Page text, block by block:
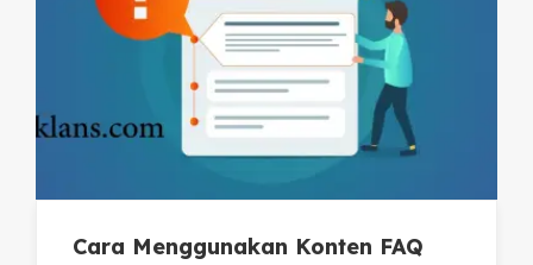
Cara Menggunakan Konten FAQ